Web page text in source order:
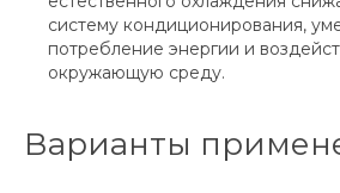
систему кондиционирования,
потребление энергии и
окружающую среду.
Варианты